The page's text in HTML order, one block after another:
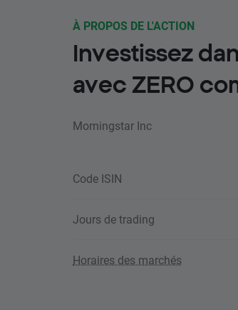
À PROPOS DE L'ACTION
Investissez
avec ZERO
Morningstar Inc
Code ISIN
Jours de trading
Horaires des marchés